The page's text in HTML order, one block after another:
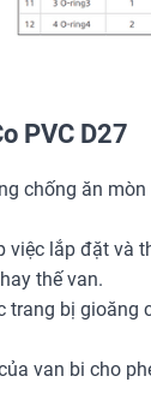
PVC D27
chống ăn
việc lắp đặt và
thế van.
trang bị gioăng
van bi cho